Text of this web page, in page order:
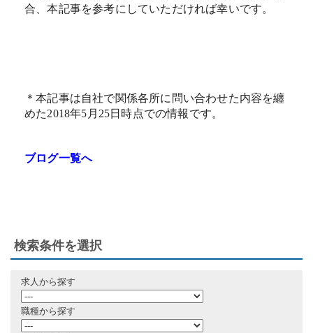
合、本記事を参考にしていただければ幸いです。
＊本記事は自社で関係各所に問い合わせた内容を纏
めた2018年5月25日時点での情報です。
ブログ一覧へ
検索条件を選択
求人から探す
職種から探す